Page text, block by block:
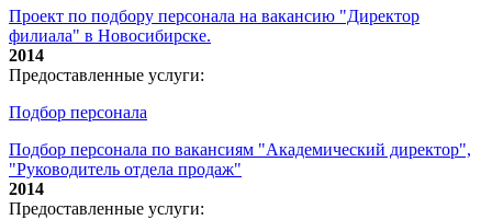
Проект по подбору персонала на вакансию "Директор
филиала" в Новосибирске.
2014
Предоставленные услуги:
Подбор персонала
Подбор персонала по вакансиям "Академический директор",
"Руководитель отдела продаж"
2014
Предоставленные услуги: